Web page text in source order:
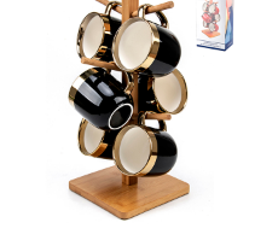
ИЗБРАННОЕ